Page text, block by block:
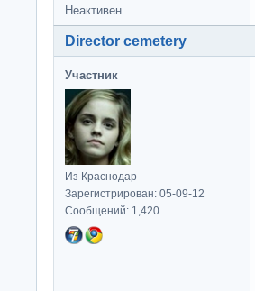
Неактивен
Director cemetery
Участник
Из Краснодар
Зарегистрирован: 05-09-12
Сообщений: 1,420